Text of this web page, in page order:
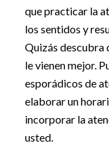
que practicar la
los sentidos y
Quizás descubra
le vienen mejor.
esporádicos de
elaborar un
incorporar la
usted.